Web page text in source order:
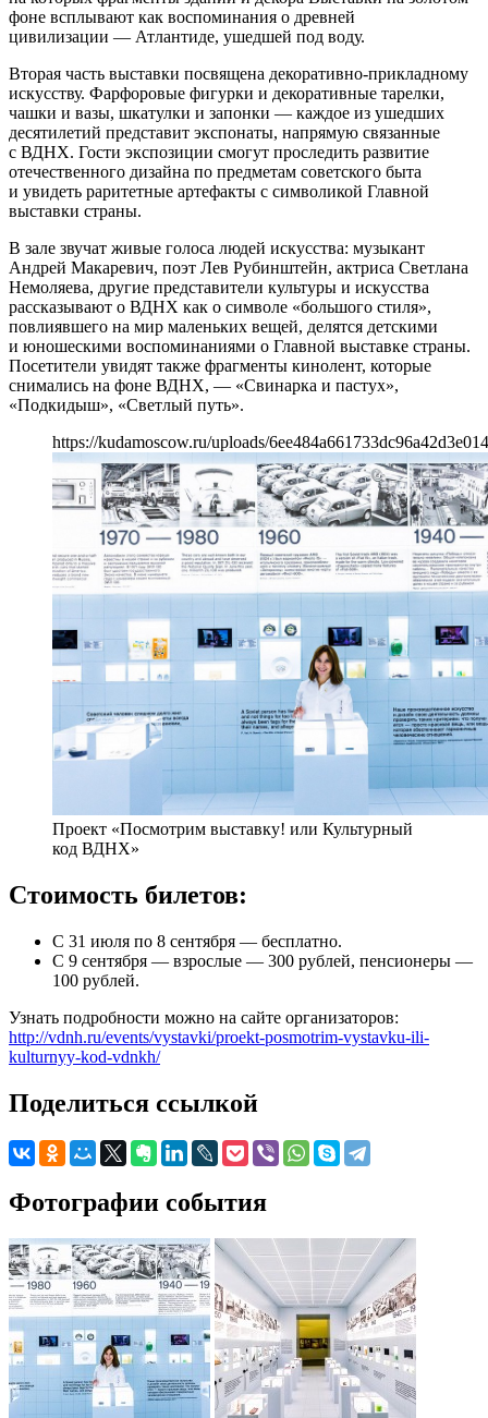
фоне всплывают как воспоминания о древней
цивилизации — Атлантиде, ушедшей под воду.
Вторая часть выставки посвящена декоративно-прикладному
искусству. Фарфоровые фигурки и декоративные тарелки,
чашки и вазы, шкатулки и запонки — каждое из ушедших
десятилетий представит экспонаты, напрямую связанные
с ВДНХ. Гости экспозиции смогут проследить развитие
отечественного дизайна по предметам советского быта
и увидеть раритетные артефакты с символикой Главной
выставки страны.
В зале звучат живые голоса людей искусства: музыкант
Андрей Макаревич, поэт Лев Рубинштейн, актриса Светлана
Немоляева, другие представители культуры и искусства
рассказывают о ВДНХ как о символе «большого стиля»,
повлиявшего на мир маленьких вещей, делятся детскими
и юношескими воспоминаниями о Главной выставке страны.
Посетители увидят также фрагменты кинолент, которые
снимались на фоне ВДНХ, — «Свинарка и пастух»,
«Подкидыш», «Светлый путь».
https://kudamoscow.ru/uploads/
Проект «Посмотрим выставку! или Культурный
код ВДНХ»
Стоимость билетов:
С 31 июля по 8 сентября — бесплатно.
С 9 сентября — взрослые — 300 рублей, пенсионеры —
100 рублей.
Узнать подробности можно на сайте организаторов:
http://vdnh.ru/events/vystavki/proekt-posmotrim-vystavku-ili-
kulturnyy-kod-vdnkh/
Поделиться ссылкой
Фотографии события